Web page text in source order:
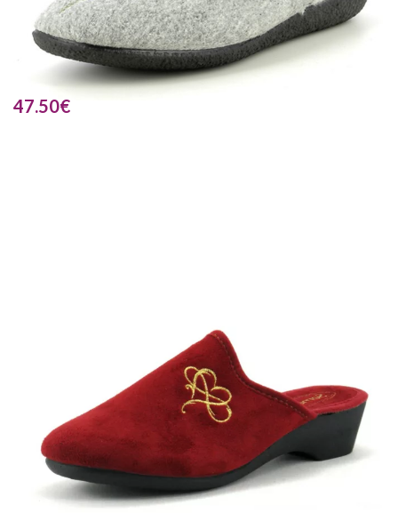
47.50€